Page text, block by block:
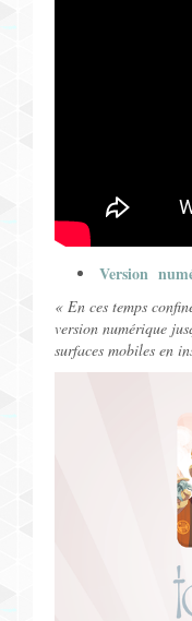
Version
« En ces temps
version numérique
surfaces mobiles en